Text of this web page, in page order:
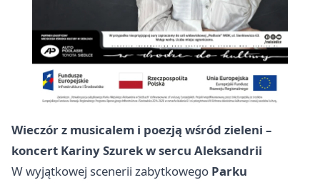
Wieczór z musicalem i poezją wśród zieleni –
koncert Kariny Szurek w sercu Aleksandrii
W wyjątkowej scenerii zabytkowego Parku